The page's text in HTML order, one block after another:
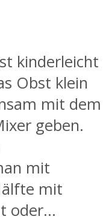
kinderleicht
Obst klein
mit dem
geben.
mit
mit
oder...